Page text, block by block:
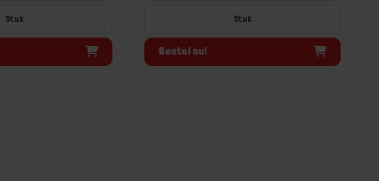
Stuk Stuk
Bestel nu!